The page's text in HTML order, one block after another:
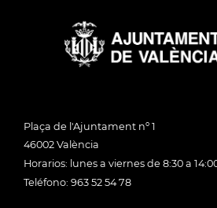
Plaça de l'Ajuntament nº 1
46002 València
Horarios: lunes a viernes de 8:30 a
Teléfono: 963 52 54 78